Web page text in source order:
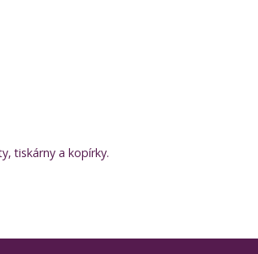
tiskárny a kopírky.